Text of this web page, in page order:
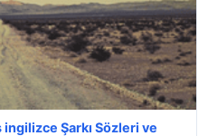
Şarkı Sözleri ve